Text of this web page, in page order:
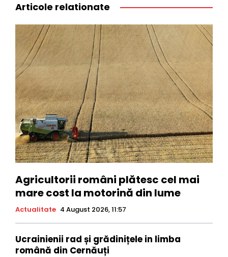
Articole relationate
Agricultorii români plătesc cel mai
mare cost la motorină din lume
Actualitate 4 August 2026, 11:57
Ucrainienii rad și grădinițele in limba
română din Cernăuți